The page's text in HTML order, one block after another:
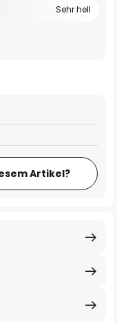
Sehr hell
Artikel?